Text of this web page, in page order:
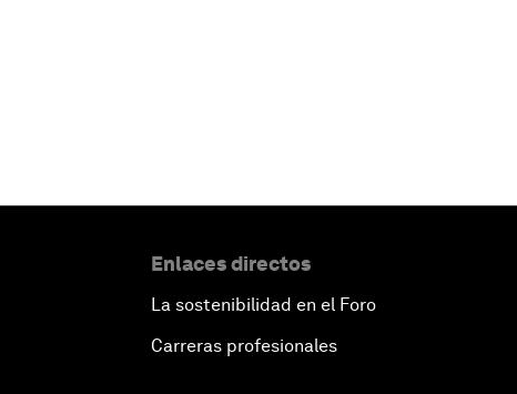
Enlaces directos
La sostenibilidad en el Foro
Carreras profesionales